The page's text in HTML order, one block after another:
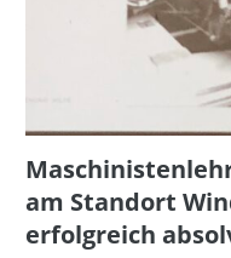
am Standort
erfolgreich